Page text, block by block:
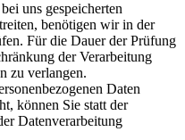
uns gespeicherten
benötigen wir in der
Für die Dauer der Prüfung
der Verarbeitung
zu verlangen.
Daten
können Sie statt der
Datenverarbeitung